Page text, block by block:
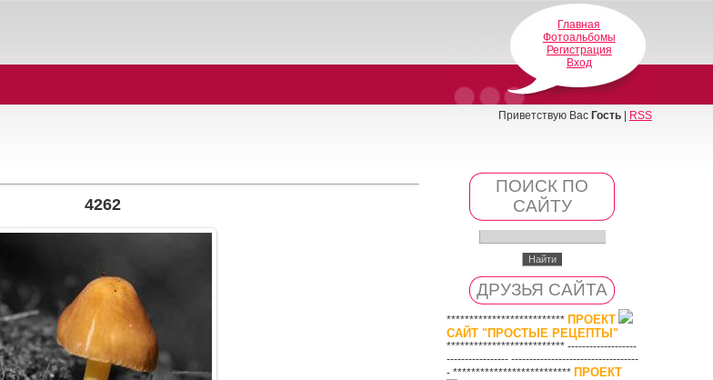
Главная
Фотоальбомы
Регистрация
Вход
Приветствую Вас Гость| RSS
4262
ПОИСК ПО
САЙТУ
ДРУЗЬЯ САЙТА
************************** ПРОЕКТ
САЙТ "ПРОСТЫЕ РЕЦЕПТЫ"
************************** -------------------
----------------- -----------------------------------
- ************************** ПРОЕКТ